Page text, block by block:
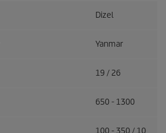
Dizel
Yanmar
19 / 26
650 - 1300
100 - 350 / 10